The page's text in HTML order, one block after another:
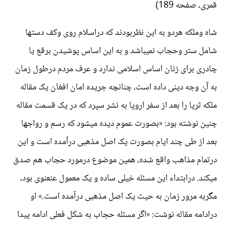
قمری، صفحه 189)
شاه وملکه هردو به این نظربودند که دراسلام روی وکف دستها
شامل ستر وحجاب نمیباشد و به این اساس پوشیدن برقع یا
چادری برای زنان اساس اسلامی ندارد و عرف مردم درطول زمان
به آن وجه دینی داده است، چنانچه جریده امان افغان یک مقاله
ملکه ثریا را بعد از سفر اروپا به نشر سپرد که در یک قسمت مقاله
چنین نوشته بود: «بصورت عموم دیده میشود که رسم و رواجها
بعد از طی چند ایام بصورت یک اصل مذهبی درآمده است و این
درتمام مذاهب واقع شده، همین موضوع درمورد حجاب هم صدق
میکند. درابتداء این مسئله خیلی ساده و یک معمول عنعنوی بود،
مگربه مرور زمان به حیث یک اصل مذهبی درآمده است.» او
درادامه مقاله نوشت: «اگر مسئله حجاب به شکل فعلی ادامه پیدا